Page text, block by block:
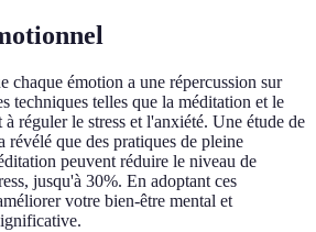
chaque émotion a une répercussion sur
techniques telles que la méditation et le
réguler le stress et l'anxiété. Une étude de
que des pratiques de pleine
peuvent réduire le niveau de
jusqu'à 30%. En adoptant ces
votre bien-être mental et